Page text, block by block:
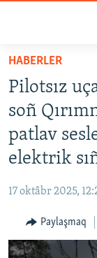
Esas
qaytmaq
Baş
navigatsiyağa
qaytmaq
Qıdıruvğa
HABERLER
İQTİSADİYAT
CEMİYET
İNSAN AQLARI
VİDEO
SÜRET
HABERLER
Pilotsız
soñ
patlav
elektrik
17 oktâbr 2025,
Paylaşmaq